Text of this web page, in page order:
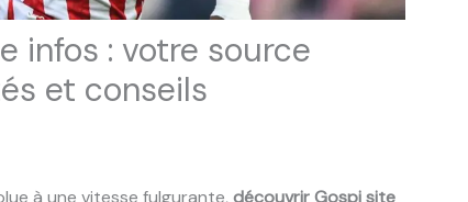
infos : votre source
et conseils
à une vitesse fulgurante, découvrir Gospi site